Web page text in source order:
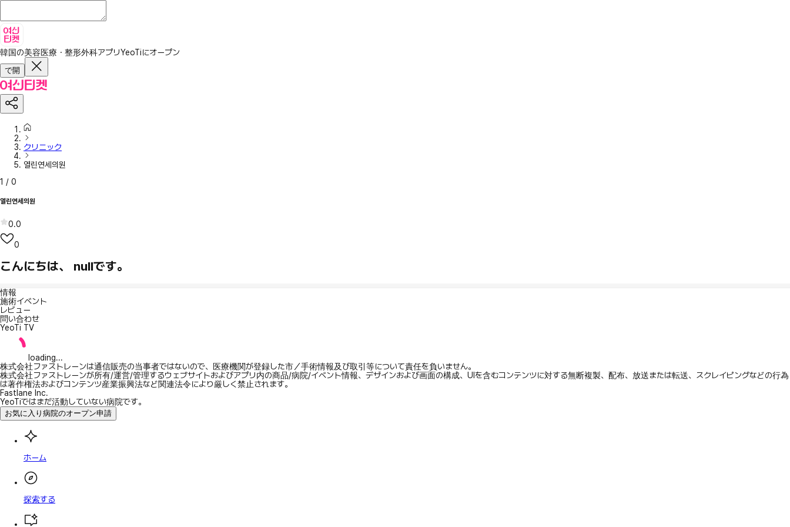
韓国の美容医療・整形外科アプリYeoTiにオープン
で開
クリニック
열린연세의원
1 / 0
열린연세의원
0.0
0
こんにちは、 nullです。
情報
施術イベント
レビュー
問い合わせ
YeoTi TV
loading...
株式会社ファストレーンは通信販売の当事者ではないので、医療機関が登録した市／手術情報及び取引等について責任を負いません。
株式会社ファストレーンが所有/運営/管理するウェブサイトおよびアプリ内の商品/病院/イベント情報、デザインおよび画面の構成、UIを含むコンテンツに対する無断複製、配布、放送または転送、スクレイピングなどの行為
は著作権法およびコンテンツ産業振興法など関連法令により厳しく禁止されます。
Fastlane Inc.
YeoTiではまだ活動していない病院です。
お気に入り病院のオープン申請
ホーム
探索する